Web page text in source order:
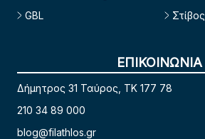
GBL
Στίβος
ΕΠΙΚΟΙΝΩΝΙΑ
Δήμητρος 31 Ταύρος, TK 177 78
210 34 89 000
blog@filathlos.gr